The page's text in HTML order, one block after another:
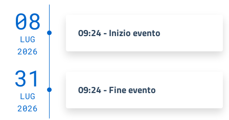
08
LUG
2026
09:24 - Inizio evento
31
LUG
2026
09:24 - Fine evento